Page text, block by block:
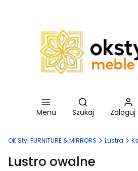
Menu
Otwórz
Szukaj Zaloguj
OK Styl FURNITURE & MIRRORS Lustra
Lustro owalne